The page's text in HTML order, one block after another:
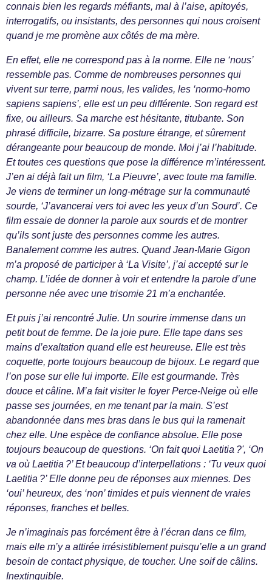
connais bien les regards méfiants, mal à l’aise, apitoyés,
interrogatifs, ou insistants, des personnes qui nous croisent
quand je me promène aux côtés de ma mère.
En effet, elle ne correspond pas à la norme. Elle ne ‘nous’
ressemble pas. Comme de nombreuses personnes qui
vivent sur terre, parmi nous, les valides, les ‘normo-homo
sapiens sapiens’, elle est un peu différente. Son regard est
fixe, ou ailleurs. Sa marche est hésitante, titubante. Son
phrasé difficile, bizarre. Sa posture étrange, et sûrement
dérangeante pour beaucoup de monde. Moi j’ai l’habitude.
Et toutes ces questions que pose la différence m’intéressent.
J’en ai déjà fait un film, ‘La Pieuvre’, avec toute ma famille.
Je viens de terminer un long-métrage sur la communauté
sourde, ‘J’avancerai vers toi avec les yeux d’un Sourd’. Ce
film essaie de donner la parole aux sourds et de montrer
qu’ils sont juste des personnes comme les autres.
Banalement comme les autres. Quand Jean-Marie Gigon
m’a proposé de participer à ‘La Visite’, j’ai accepté sur le
champ. L’idée de donner à voir et entendre la parole d’une
personne née avec une trisomie 21 m’a enchantée.
Et puis j’ai rencontré Julie. Un sourire immense dans un
petit bout de femme. De la joie pure. Elle tape dans ses
mains d’exaltation quand elle est heureuse. Elle est très
coquette, porte toujours beaucoup de bijoux. Le regard que
l’on pose sur elle lui importe. Elle est gourmande. Très
douce et câline. M’a fait visiter le foyer Perce-Neige où elle
passe ses journées, en me tenant par la main. S’est
abandonnée dans mes bras dans le bus qui la ramenait
chez elle. Une espèce de confiance absolue. Elle pose
toujours beaucoup de questions. ‘On fait quoi Laetitia ?', ‘On
va où Laetitia ?’ Et beaucoup d’interpellations : ‘Tu veux quoi
Laetitia ?’ Elle donne peu de réponses aux miennes. Des
‘oui’ heureux, des ‘non’ timides et puis viennent de vraies
réponses, franches et belles.
Je n’imaginais pas forcément être à l’écran dans ce film,
mais elle m’y a attirée irrésistiblement puisqu’elle a un grand
besoin de contact physique, de toucher. Une soif de câlins.
Inextinguible.